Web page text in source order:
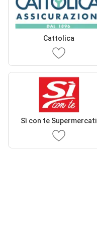
Cattolica
Sì con te Supermercati